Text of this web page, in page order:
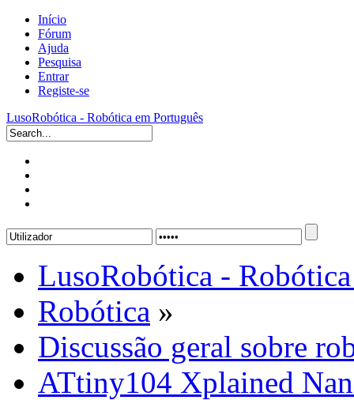
Início
Fórum
Ajuda
Pesquisa
Entrar
Registe-se
LusoRobótica - Robótica em Português
LusoRobótica -
Robótica »
Discussão geral sobre
ATtiny104 Xplained